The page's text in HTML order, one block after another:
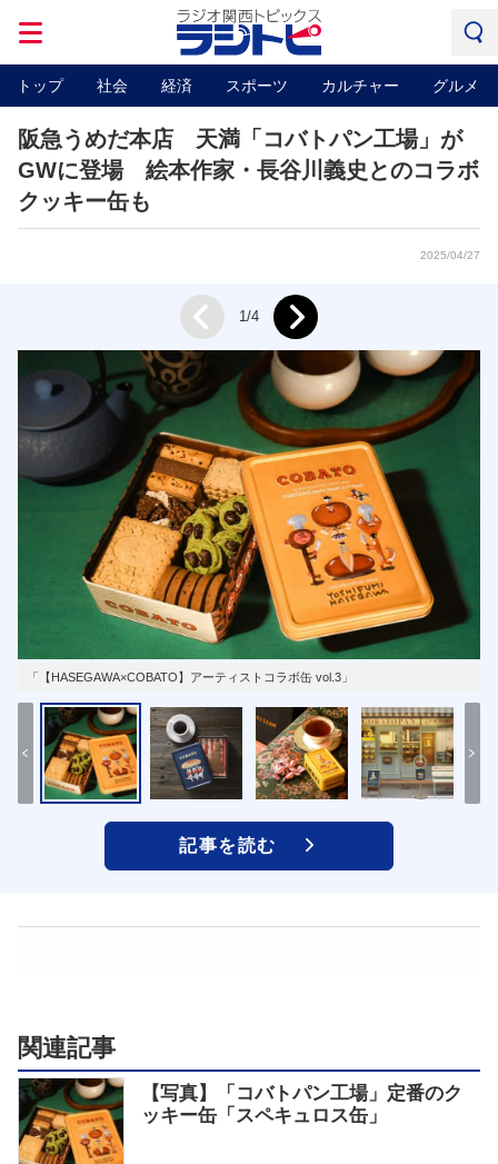
トップ 社会 経済 スポーツ カルチャー グルメ
阪急うめだ本店 天満「コバトパン工場」が
GWに登場 絵本作家・長谷川義史とのコラボ
クッキー缶も
2025/04/27
「【HASEGAWA×COBATO】アーティストコラボ缶 vol.3」
Prev 1/4 Next
記事を読む
関連記事
【写真】「コバトパン工場」定番のク
ッキー缶「スペキュロス缶」